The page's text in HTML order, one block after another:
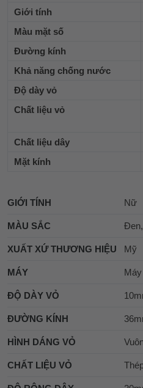
Giới tính
Màu mặt số
Đường kính
Khả năng chống nước
Độ dày vỏ
Chất liệu vỏ
Chất liệu dây
Mặt kính
GIỚI TÍNH Nữ
MÀU SẮC
XUẤT XỨ THƯƠNG HIỆU Mỹ
MÁY
ĐỘ DÀY VỎ
ĐƯỜNG KÍNH
HÌNH DÁNG VỎ
CHẤT LIỆU VỎ